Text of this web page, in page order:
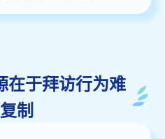
在于拜访行为难
制